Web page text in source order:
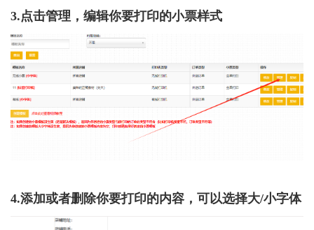
3.点击管理，编辑你要打印的小票样式
4.添加或者删除你要打印的内容，可以选择大/小字体